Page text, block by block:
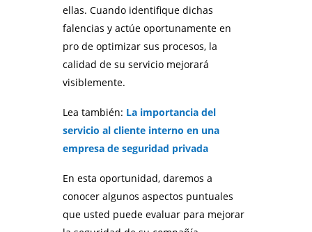
ellas. Cuando identifique dichas
falencias y actúe oportunamente en
pro de optimizar sus procesos, la
calidad de su servicio mejorará
visiblemente.
Lea también: La importancia del
servicio al cliente interno en una
empresa de seguridad privada
En esta oportunidad, daremos a
conocer algunos aspectos puntuales
que usted puede evaluar para mejorar